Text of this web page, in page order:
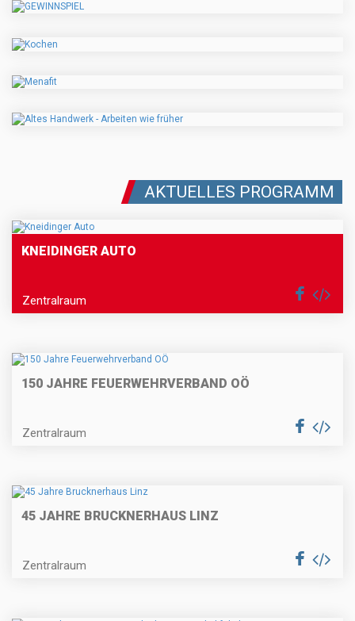
AKTUELLES PROGRAMM
KNEIDINGER AUTO
Zentralraum
150 JAHRE FEUERWEHRVERBAND OÖ
Zentralraum
45 JAHRE BRUCKNERHAUS LINZ
Zentralraum